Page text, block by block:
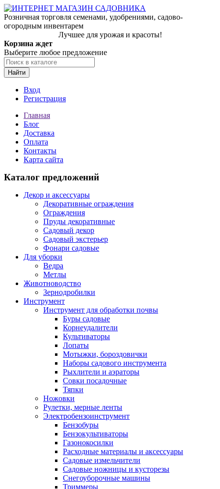
Розничная торговля семенами, удобрениями, садово-
огородным инвентарем
Лучшее для урожая и красоты!
Корзина ждет
Выберите любое предложение
Найти
Вход
Регистрация
Главная
Блог
Доставка
Оплата
Контакты
Карта сайта
Каталог предложений
Декор и аксессуары
Декоративные ограждения
Ограждения
Пруды декоративные
Садовый декор
Садовый экстерьер
Фонари садовые
Для уборки
Ведра
Метлы
Животноводство
Зернодробилки
Инструмент
Инструмент для обработки почвы
Буры садовые
Корнеудалители
Культиваторы
Лопаты
Мотыжки, бороздовички
Наборы садового инструмента
Рыхлители и аэраторы
Совки посадочные
Тяпки
Ножовки
Рулетки, мерные ленты
Электробензоинструмент
Бензобуры
Бензокультиваторы
Газонокосилки
Расходные материалы и аксессуары
Садовые измельчители
Садовые ножницы и кусторезы
Снегоуборочные машины
Триммеры